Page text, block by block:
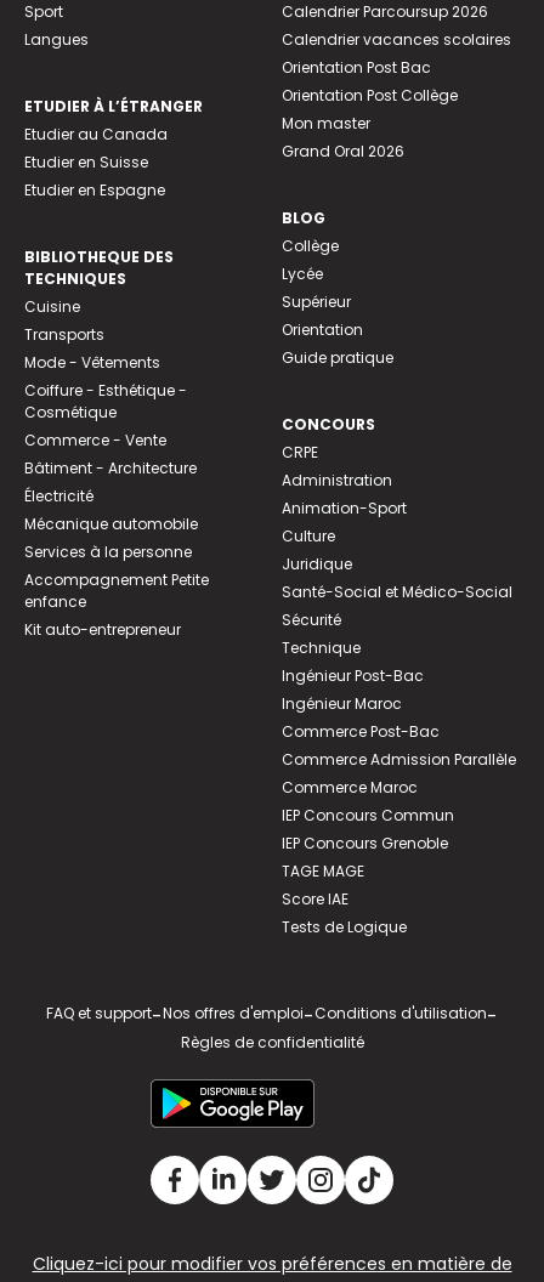
Sport
Langues
ETUDIER À L’ÉTRANGER
Etudier au Canada
Etudier en Suisse
Etudier en Espagne
BIBLIOTHEQUE DES
TECHNIQUES
Cuisine
Transports
Mode - Vêtements
Coiffure - Esthétique -
Cosmétique
Commerce - Vente
Bâtiment - Architecture
Électricité
Mécanique automobile
Services à la personne
Accompagnement Petite
enfance
Kit auto-entrepreneur
Calendrier Parcoursup 2026
Calendrier vacances scolaires
Orientation Post Bac
Orientation Post Collège
Mon master
Grand Oral 2026
BLOG
Collège
Lycée
Supérieur
Orientation
Guide pratique
CONCOURS
CRPE
Administration
Animation-Sport
Culture
Juridique
Santé-Social et Médico-Social
Sécurité
Technique
Ingénieur Post-Bac
Ingénieur Maroc
Commerce Post-Bac
Commerce Admission Parallèle
Commerce Maroc
IEP Concours Commun
IEP Concours Grenoble
TAGE MAGE
Score IAE
Tests de Logique
FAQ et support-Nos offres d'emploi-Conditions d'utilisation-
Règles de confidentialité
Cliquez-ici pour modifier vos préférences en matière de